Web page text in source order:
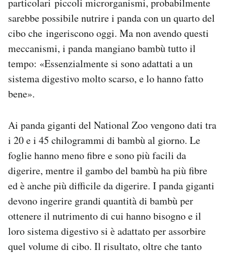
particolari piccoli microrganismi, probabilmente
sarebbe possibile nutrire i panda con un quarto del
cibo che ingeriscono oggi. Ma non avendo questi
meccanismi, i panda mangiano bambù tutto il
tempo: «Essenzialmente si sono adattati a un
sistema digestivo molto scarso, e lo hanno fatto
bene».
Ai panda giganti del National Zoo vengono dati tra
i 20 e i 45 chilogrammi di bambù al giorno. Le
foglie hanno meno fibre e sono più facili da
digerire, mentre il gambo del bambù ha più fibre
ed è anche più difficile da digerire. I panda giganti
devono ingerire grandi quantità di bambù per
ottenere il nutrimento di cui hanno bisogno e il
loro sistema digestivo si è adattato per assorbire
quel volume di cibo. Il risultato, oltre che tanto